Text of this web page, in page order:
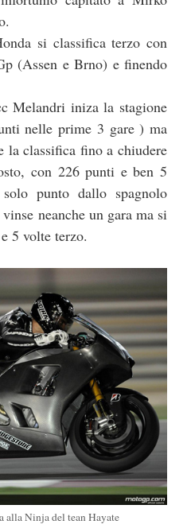
si classifica terzo con
(Assen e Brno) e finendo
Melandri iniza la stagione
nelle prime 3 gare ) ma
la classifica fino a chiudere
con 226 punti e ben 5
punto dallo spagnolo
neanche un gara ma si
5 volte terzo.
alla Ninja del tean Hayate